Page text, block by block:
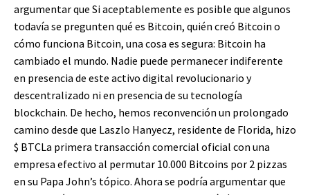
argumentar que Si aceptablemente es posible que algunos
todavía se pregunten qué es Bitcoin, quién creó Bitcoin o
cómo funciona Bitcoin, una cosa es segura: Bitcoin ha
cambiado el mundo. Nadie puede permanecer indiferente
en presencia de este activo digital revolucionario y
descentralizado ni en presencia de su tecnología
blockchain. De hecho, hemos reconvención un prolongado
camino desde que Laszlo Hanyecz, residente de Florida, hizo
$ BTCLa primera transacción comercial oficial con una
empresa efectivo al permutar 10.000 Bitcoins por 2 pizzas
en su Papa John’s tópico. Ahora se podría argumentar que